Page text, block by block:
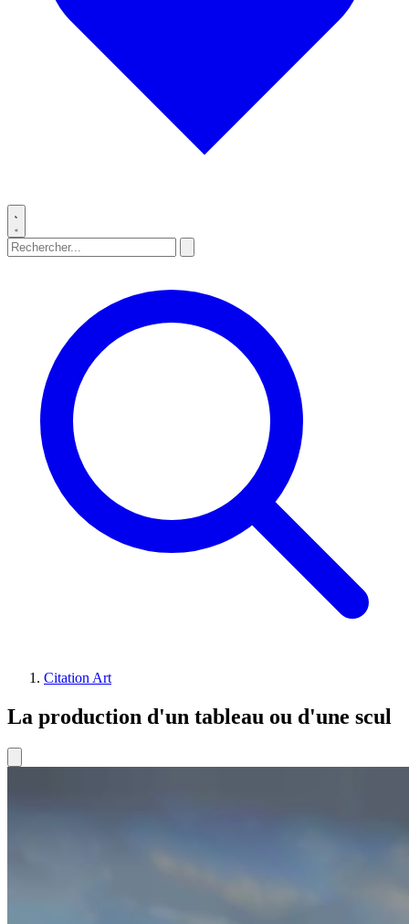
Citation Art
La production d'un tableau ou d'une scul